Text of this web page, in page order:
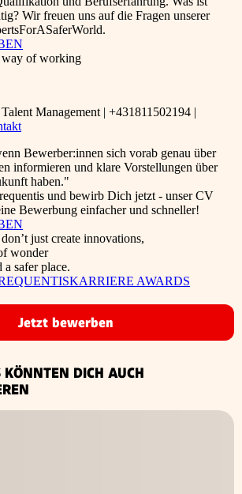
Wir freuen uns auf die Fragen unserer
way of working
Management | +431811502194 |
Bewerber:innen sich vorab genau über
informieren und klare Vorstellungen über
haben."
und bewirb Dich jetzt - unser CV
Bewerbung einfacher und schneller!
just create innovations,
wonder
safer place.
KARRIERE AWARDS
Jetzt bewerben
KÖNNTEN DICH AUCH